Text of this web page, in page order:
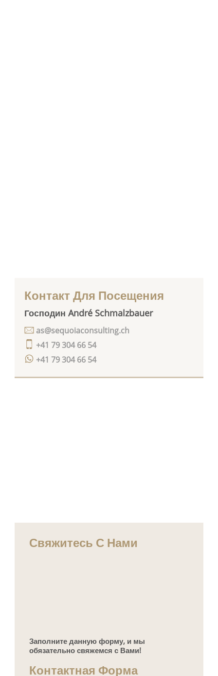
Контакт Для Посещения
Господин André Schmalzbauer
+41 79 304 66 54
+41 79 304 66 54
as@sequoiaconsulting.ch
Свяжитесь С Нами
Заполните данную форму, и мы
обязательно свяжемся с Вами!
Контактная Форма